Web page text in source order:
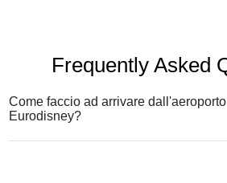
Frequently Asked
Come faccio ad arrivare
Eurodisney?